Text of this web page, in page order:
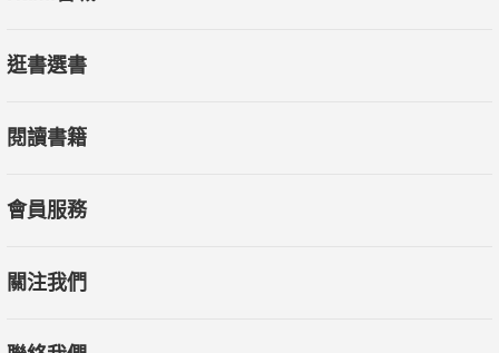
逛書選書
閱讀書籍
會員服務
關注我們